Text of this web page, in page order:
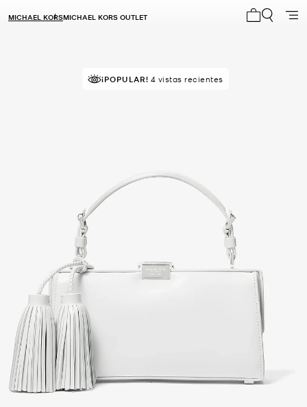
MICHAEL KORSMICHAEL KORS OUTLET
¡POPULAR! 4 vistas recientes